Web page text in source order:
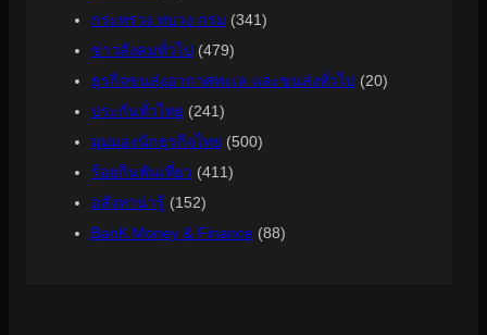
กระทรวง ทบวง กรม (341)
ข่าวสังคมทั่วไป (479)
ธุรกิจขนส่งอากาศทะเล และขนส่งทั่วไป (20)
ประกันทั่วไทย (241)
มุมมองนักธุรกิจไทย (500)
ร้อยกินพันเที่ยว (411)
อสังหาน่ารู้ (152)
ฺBanK Money & Finance (88)